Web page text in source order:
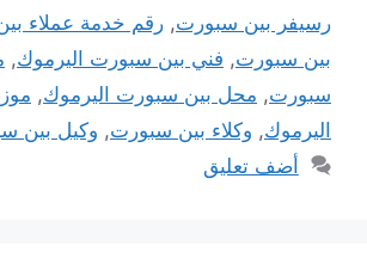
رسيفر بين سبورت, رقم خدمة عملاء
بين سبورت, فني بين سبورت اليرموك,
سبورت, محل بين سبورت اليرموك,
اليرموك, وكلاء بين سبورت, وكيل بين
أضف تعليق